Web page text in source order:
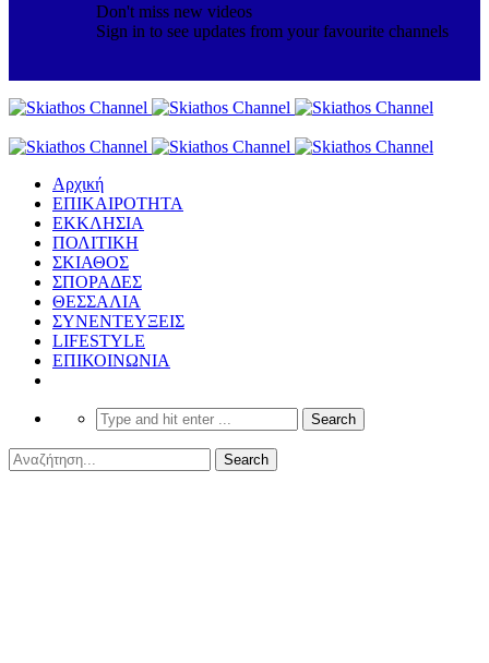
Don't miss new videos
Sign in to see updates from your favourite channels
Αρχική
ΕΠΙΚΑΙΡΟΤΗΤΑ
ΕΚΚΛΗΣΙΑ
ΠΟΛΙΤΙΚΗ
ΣΚΙΑΘΟΣ
ΣΠΟΡΑΔΕΣ
ΘΕΣΣΑΛΙΑ
ΣΥΝΕΝΤΕΥΞΕΙΣ
LIFESTYLE
ΕΠΙΚΟΙΝΩΝΙΑ